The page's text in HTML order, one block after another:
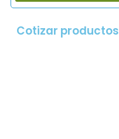
Cotizar productos​